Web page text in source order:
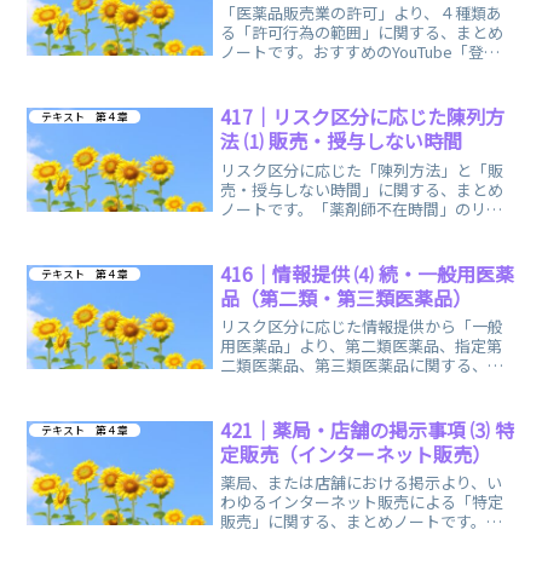
「医薬品販売業の許可」より、４種類あ
る「許可行為の範囲」に関する、まとめ
ノートです。おすすめのYouTube「登録
テキスト 第４章
417｜リスク区分に応じた陳列方
法 ⑴ 販売・授与しない時間
リスク区分に応じた「陳列方法」と「販
売・授与しない時間」に関する、まとめ
ノートです。「薬剤師不在時間」のリン
テキスト 第４章
416｜情報提供 ⑷ 続・一般用医薬
品（第二類・第三類医薬品）
リスク区分に応じた情報提供から「一般
用医薬品」より、第二類医薬品、指定第
二類医薬品、第三類医薬品に関する、ま
テキスト 第４章
421｜薬局・店舗の掲示事項 ⑶ 特
定販売（インターネット販売）
薬局、または店舗における掲示より、い
わゆるインターネット販売による「特定
販売」に関する、まとめノートです。特